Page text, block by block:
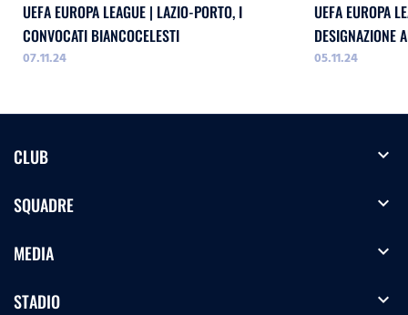
UEFA EUROPA LEAGUE | LAZIO-PORTO, I
CONVOCATI BIANCOCELESTI
07.11.24
UEFA EUROPA
DESIGNAZIONE
05.11.24
CLUB expand_more
SQUADRE expand_more
MEDIA expand_more
STADIO expand_more